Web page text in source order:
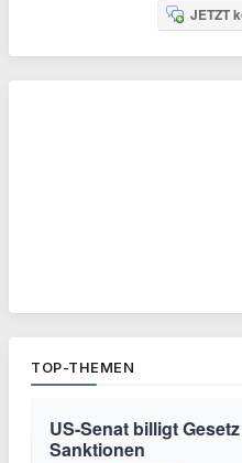
JETZT
TOP-THEMEN
US-Senat billigt
Sanktionen